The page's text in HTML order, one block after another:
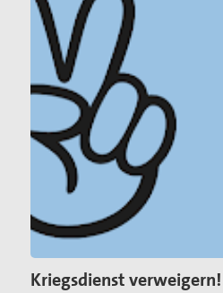
Kriegsdienst